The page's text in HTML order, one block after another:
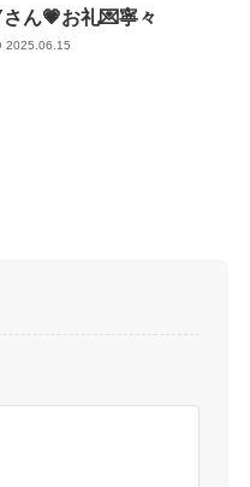
ん💗お礼💌寧々
2025.06.15